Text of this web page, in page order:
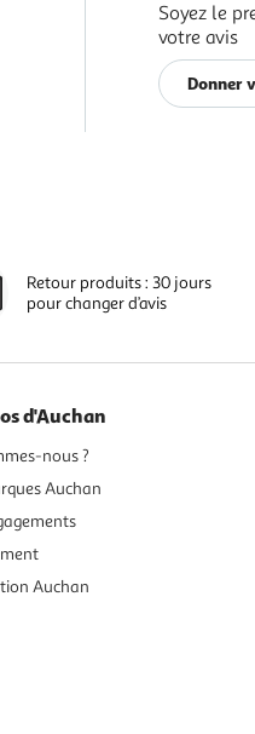
Soyez le
votre avis
Donner
Retour produits : 30 jours
pour changer d’avis
d'Auchan
nous ?
Auchan
Auchan